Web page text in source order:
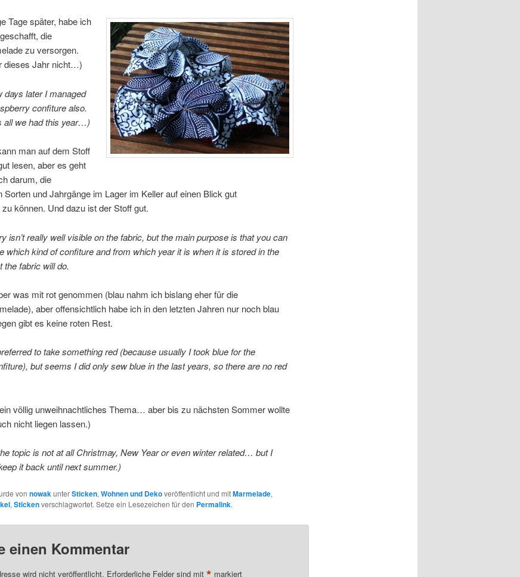
Tage später, habe ich
die
zu versorgen.
dieses Jahr nicht…)
days later I managed
confiture also.
all we had this year…)
man auf dem Stoff
lesen, aber es geht
darum, die
Sorten und Jahrgänge im Lager im Keller auf einen Blick gut
können. Und dazu ist der Stoff gut.
isn’t really well visible on the fabric, but the main purpose is that you can
which kind of confiture and from which year it is when it is stored in the
the fabric will do.
was mit rot genommen (blau nahm ich bislang eher für die
aber offensichtlich habe ich in den letzten Jahren nur noch blau
gibt es keine roten Rest.
to take something red (because usually I took blue for the
but seems I did only sew blue in the last years, so there are no red
völlig unweihnachtliches Thema… aber bis zu nächsten Sommer wollte
nicht liegen lassen.)
topic is not at all Christmay, New Year or even winter related… but I
it back until next summer.)
von nowakunterSticken,Wohnen und Dekoveröffentlicht und mitMarmelade,
,Stickenverschlagwortet. Setze ein Lesezeichen für den Permalink.
einen Kommentar
wird nicht veröffentlicht. Erforderliche Felder sind mit markiert